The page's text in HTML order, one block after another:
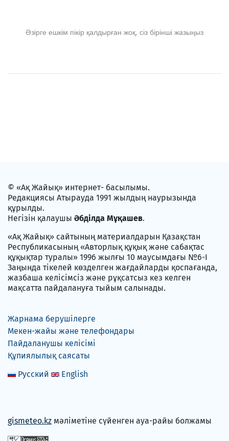
Әзірге ешкім пікір қалдырған жоқ, сіз бірінші жазыңыз
© «Ақ Жайық» интернет- басылымы.
Редакциясы Атырауда 1991 жылдың наурызында
құрылды.
Негізін қалаушы Әбділда Мұқашев.
«Ақ Жайық» сайтының материалдарын Қазақстан
Республикасының «Авторлық құқық және сабақтас
құқықтар туралы» 1996 жылғы 10 маусымдағы №6-I
Заңында тікелей көзделген жағдайларды қоспағанда,
жазбаша келісімсіз және рұқсатсыз кез келген
мақсатта пайдалануға тыйым салынады.
Жарнама берушілерге
Мекен-жайы және телефондары
Пайдаланушы келісімі
Құпиялылық саясаты
Русский
English
gismeteo.kz мәліметіне сүйенген ауа-райы болжамы